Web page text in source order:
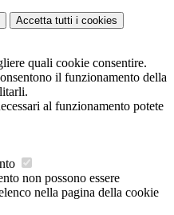
Accetta tutti i cookies
quali cookie consentire.
il funzionamento della
al funzionamento potete
non possono essere
nella pagina della cookie